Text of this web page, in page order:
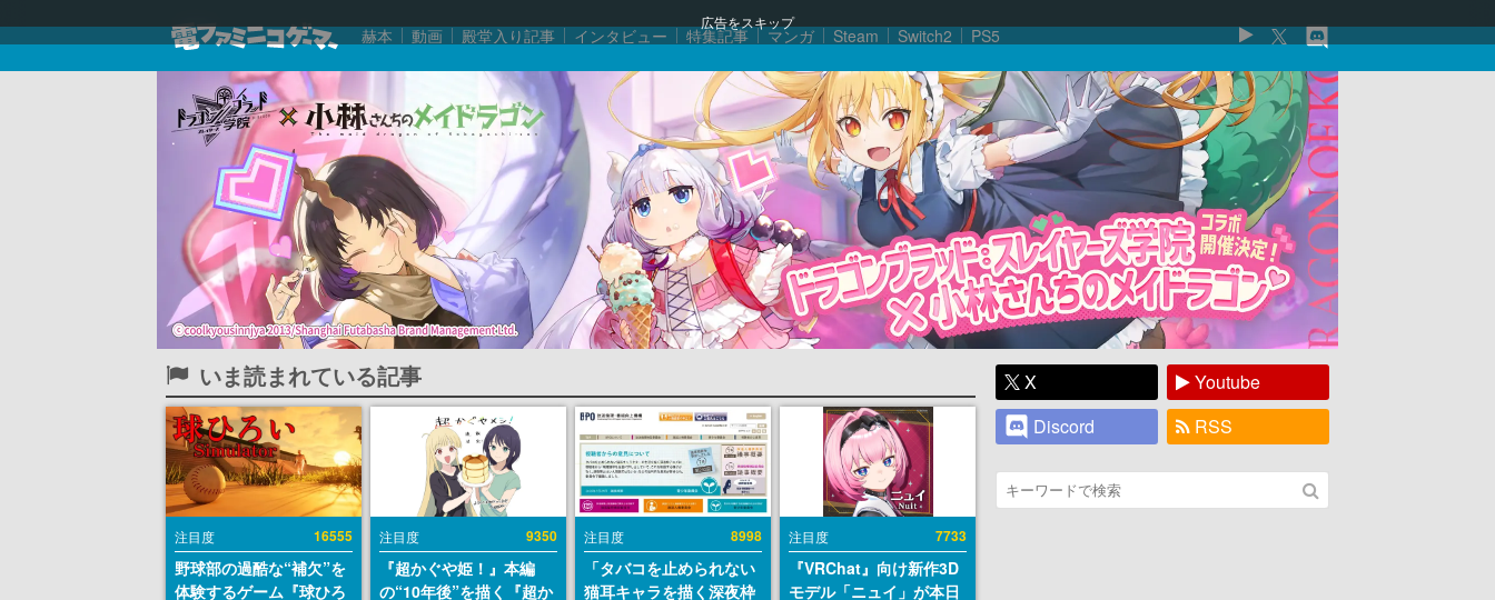
広告をスキップ
赫本 動画 殿堂入り記事 インタビュー 特集記事 マンガ Steam Switch2 PS5
いま読まれている記事
注目度 16555
野球部の過酷な“補欠”を
体験するゲーム『球ひろ
注目度 9350
『超かぐや姫！』本編
の“10年後”を描く『超か
注目度 8998
「タバコを止められない
猫耳キャラを描く深夜枠
注目度 7733
『VRChat』向け新作3D
モデル「ニュイ」が本日
X
Youtube
Discord
RSS